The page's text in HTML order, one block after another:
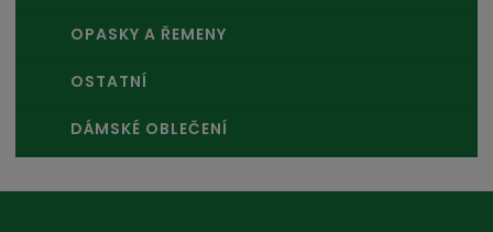
OPASKY A ŘEMENY
OSTATNÍ
DÁMSKÉ OBLEČENÍ